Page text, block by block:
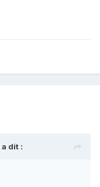
a dit :